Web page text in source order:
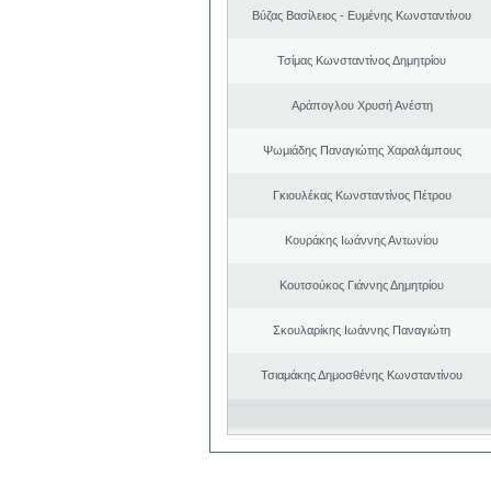
Βύζας Βασίλειος - Ευμένης Κωνσταντίνου
Τσίμας Κωνσταντίνος Δημητρίου
Αράπογλου Χρυσή Ανέστη
Ψωμιάδης Παναγιώτης Χαραλάμπους
Γκιουλέκας Κωνσταντίνος Πέτρου
Κουράκης Ιωάννης Αντωνίου
Κουτσούκος Γιάννης Δημητρίου
Σκουλαρίκης Ιωάννης Παναγιώτη
Τσιαμάκης Δημοσθένης Κωνσταντίνου